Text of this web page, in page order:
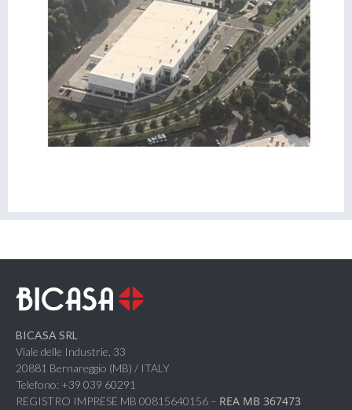
BICASA SRL
Viale delle Industrie, 33
20881 Bernareggio (MB) / ITALY
Telefono: +39 039 60291
REGISTRO IMPRESE MB 00815640156 – REA MB 367473